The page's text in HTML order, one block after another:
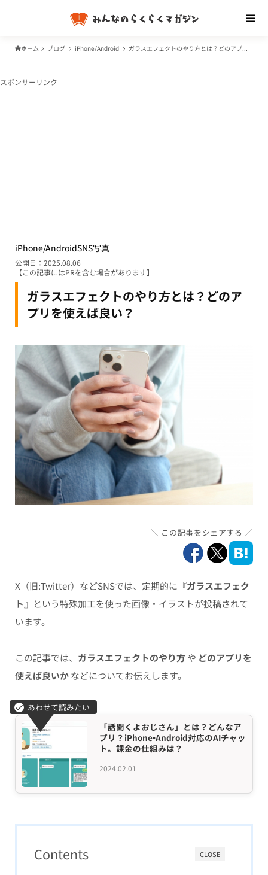
ホーム ブログ iPhone/Android ガラスエフェクトのやり方とは？どのアプリを使えば良い？
スポンサーリンク
iPhone/AndroidSNS写真
ガラスエフェクトのやり方とは？どのア
プリを使えば良い？
公開日：2025.08.06
【この記事にはPRを含む場合があります】
この記事をシェアする
X（旧:Twitter）などSNSでは、定期的に『ガラスエフェク
ト 』という特殊加工を使った画像・イラストが投稿されて
います。
この記事では、 ガラスエフェクトのやり方や どのアプリを
使えば良いかなどについてお伝えします。
2024.02.01
「話聞くよおじさん」とは？どんなア
プリ？iPhone•Android対応のAIチャッ
ト。課金の仕組みは？
CLOSE
Contents